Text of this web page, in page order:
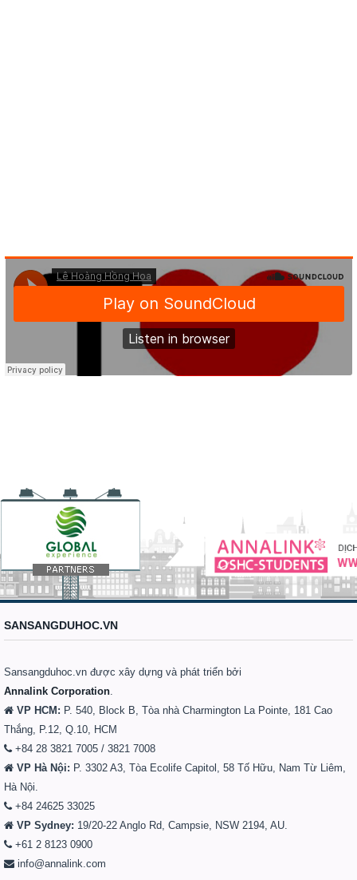
SANSANGDUHOC.VN
Sansangduhoc.vn được xây dựng và phát triển bởi
Annalink Corporation
VP HCM: P. 540, Block B, Tòa nhà Charmington La Pointe, 181 Cao
Thắng, P.12, Q.10, HCM
+84 28 3821 7005 / 3821 7008
VP Hà Nội: P. 3302 A3, Tòa Ecolife Capitol, 58 Tố Hữu, Nam Từ Liêm,
Hà Nội.
+84 24625 33025
VP Sydney: 19/20-22 Anglo Rd, Campsie, NSW 2194, AU.
+61 2 8123 0900
info@annalink.com